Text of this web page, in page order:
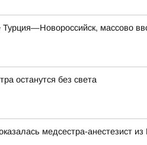
массово
останутся без света
медсестра-анестезист